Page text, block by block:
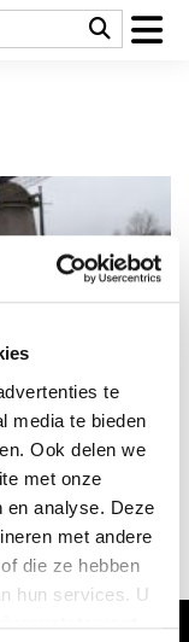
te
media te bieden
Ook delen we
met onze
en analyse. Deze
met andere
die ze hebben
hun services. U
monument.
nieuw